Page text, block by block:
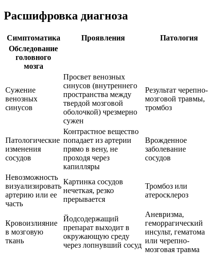
Расшифровка диагноза
Симптоматика Проявления
Патология
Обследование
головного
мозга
Сужение
венозных
синусов
Просвет венозных
синусов (внутреннего
пространства между
твердой мозговой
оболочкой) чрезмерно
сужен
Результат черепно-
мозговой травмы,
тромбоз
Патологические
изменения
сосудов
Контрастное вещество
попадает из артерии
прямо в вену, не
проходя через
капилляры
Врожденное
заболевание
сосудов
Невозможность
визуализировать
артерию или ее
часть
Картинка сосудов
нечеткая, резко
прерывается
Тромбоз или
атеросклероз
Кровоизлияние
в мозговую
ткань
Йодсодержащий
препарат выходит в
окружающую среду
через лопнувший сосуд
Аневризма,
геморрагический
инсульт, гематома
или черепно-
мозговая травма